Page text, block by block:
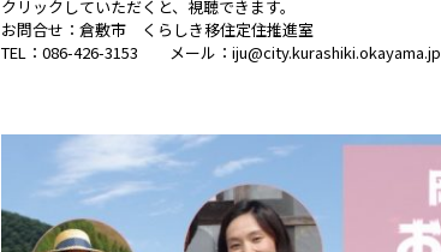
クリックしていただくと、視聴できます。
お問合せ：倉敷市 くらしき移住定住推進室
TEL：086-426-3153 メール：iju@city.kurashiki.okayama.jp